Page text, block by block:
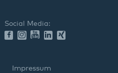
Social Media:
Impressum